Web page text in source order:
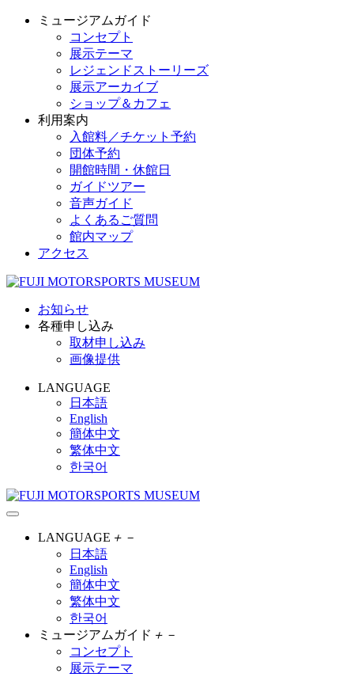
ミュージアムガイド
コンセプト
展示テーマ
レジェンドストーリーズ
展示アーカイブ
ショップ＆カフェ
利用案内
入館料／チケット予約
団体予約
開館時間・休館日
ガイドツアー
音声ガイド
よくあるご質問
館内マップ
アクセス
お知らせ
各種申し込み
取材申し込み
画像提供
LANGUAGE
日本語
English
簡体中文
繁体中文
한국어
LANGUAGE ＋ －
日本語
English
簡体中文
繁体中文
한국어
ミュージアムガイド ＋ －
コンセプト
展示テーマ